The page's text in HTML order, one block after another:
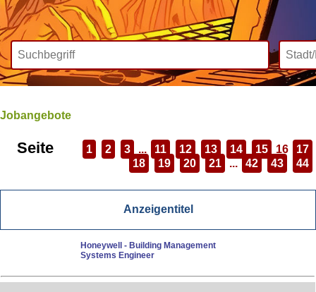
Wir bieten Inklusive
Jobangebote
Seite 1 2 3 ... 11 12 13 14 15 16
17
18
19 20 21 ... 42 43 44
Anzeigentitel
Honeywell - Building Management
Systems Engineer